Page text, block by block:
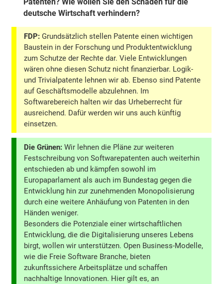
deutsche Wirtschaft verhindern?
FDP: Grundsätzlich stellen Patente einen wichtigen
Baustein in der Forschung und Produktentwicklung
zum Schutze der Rechte dar. Viele Entwicklungen
wären ohne diesen Schutz nicht finanzierbar. Logik-
und Trivialpatente lehnen wir ab. Ebenso sind Patente
auf Geschäftsmodelle abzulehnen. Im
Softwarebereich halten wir das Urheberrecht für
ausreichend. Dafür werden wir uns auch künftig
einsetzen.
Die Grünen: Wir lehnen die Pläne zur weiteren
Festschreibung von Softwarepatenten auch weiterhin
entschieden ab und kämpfen sowohl im
Europaparlament als auch im Bundestag gegen die
Entwicklung hin zur zunehmenden Monopolisierung
durch eine weitere Anhäufung von Patenten in den
Händen weniger.
Besonders die Potenziale einer wirtschaftlichen
Entwicklung, die die Digitalisierung unseres Lebens
birgt, wollen wir unterstützen. Open Business-Modelle,
wie die Freie Software Branche, bieten
zukunftssichere Arbeitsplätze und schaffen
nachhaltige Innovationen. Hier gilt es, an